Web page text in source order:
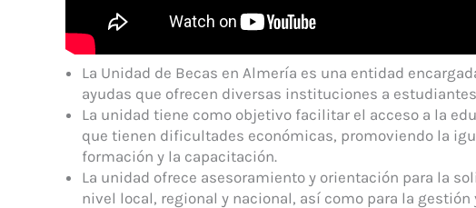
La Unidad de Becas en Almería es una entidad
ayudas que ofrecen diversas instituciones a
La unidad tiene como objetivo facilitar el acceso a la
que tienen dificultades económicas, promoviendo la
formación y la capacitación.
La unidad ofrece asesoramiento y orientación para la
nivel local, regional y nacional, así como para la